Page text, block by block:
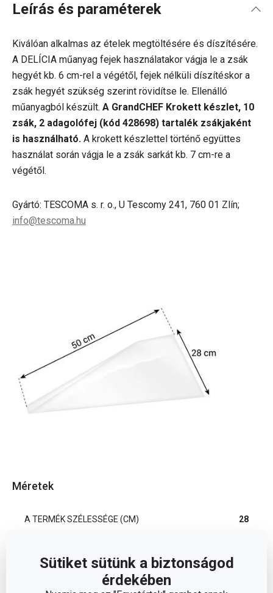
Sütiket sütünk a biztonságod
érdekében
Leírás és paraméterek
Kiválóan alkalmas az ételek megtöltésére és díszítésére.
A DELÍCIA műanyag fejek használatakor vágja le a zsák
hegyét kb. 6 cm-rel a végétől, fejek nélküli díszítéskor a
zsák hegyét szükség szerint rövidítse le. Ellenálló
műanyagból készült. A GrandCHEF Krokett készlet, 10
zsák, 2 adagolófej (kód 428698) tartalék zsákjaként
is használható. A krokett készlettel történő együttes
használat során vágja le a zsák sarkát kb. 7 cm-re a
végétől.
Gyártó: TESCOMA s. r. o., U Tescomy 241, 760 01 Zlín;
info@tescoma.hu
Méretek
A TERMÉK SZÉLESSÉGE (CM) 28